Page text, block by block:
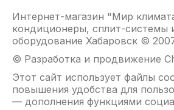
Интернет-магазин "Мир
кондиционеры, сплит-системы
оборудование Хабаровск ©
© Разработка и продвижение
Этот сайт использует файлы
повышения удобства для
— дополнения функциями